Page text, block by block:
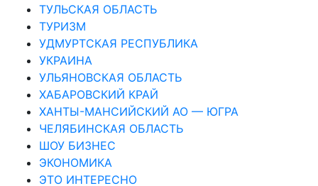
ТУЛЬСКАЯ ОБЛАСТЬ
ТУРИЗМ
УДМУРТСКАЯ РЕСПУБЛИКА
УКРАИНА
УЛЬЯНОВСКАЯ ОБЛАСТЬ
ХАБАРОВСКИЙ КРАЙ
ХАНТЫ-МАНСИЙСКИЙ АО — ЮГРА
ЧЕЛЯБИНСКАЯ ОБЛАСТЬ
ШОУ БИЗНЕС
ЭКОНОМИКА
ЭТО ИНТЕРЕСНО